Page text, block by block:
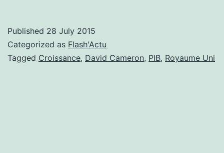
+0.7%
Published 28 July 2015
Categorized as Flash'Actu
Tagged Croissance, David Cameron, PIB, Royaume Uni